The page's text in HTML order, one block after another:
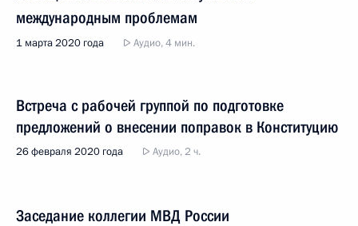
международным проблемам
1 марта 2020 года Аудио, 4 мин.
Встреча с рабочей группой по подготовке
предложений о внесении поправок в Конституцию
26 февраля 2020 года Аудио, 2 ч.
Заседание коллегии МВД России